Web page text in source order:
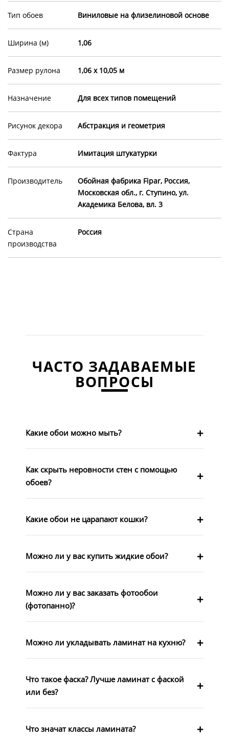
Тип обоев Виниловые на флизелиновой основе
Ширина (м) 1,06
Размер рулона 1,06 х 10,05 м
Назначение Для всех типов помещений
Рисунок декора Абстракция и геометрия
Фактура Имитация штукатурки
Производитель
Обойная фабрика Fipar, Россия,
Московская обл., г. Ступино, ул.
Академика Белова, вл. 3
Страна
производства
Россия
ЧАСТО ЗАДАВАЕМЫЕ
ВОПРОСЫ
Какие обои можно мыть?
Как скрыть неровности стен с помощью
обоев?
Какие обои не царапают кошки?
Можно ли у вас купить жидкие обои?
Можно ли у вас заказать фотообои
(фотопанно)?
Можно ли укладывать ламинат на кухню?
Что такое фаска? Лучше ламинат с фаской
или без?
Что значат классы ламината?